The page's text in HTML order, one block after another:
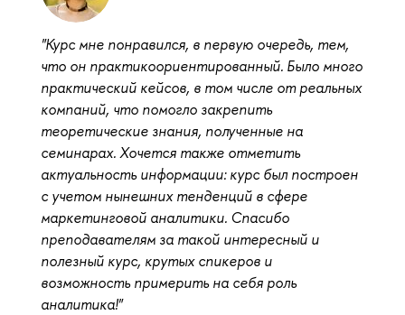
"Курс мне понравился, в первую очередь, тем,
что он практикоориентированный. Было много
практический кейсов, в том числе от реальных
компаний, что помогло закрепить
теоретические знания, полученные на
семинарах. Хочется также отметить
актуальность информации: курс был построен
с учетом нынешних тенденций в сфере
маркетинговой аналитики. Спасибо
преподавателям за такой интересный и
полезный курс, крутых спикеров и
возможность примерить на себя роль
аналитика!"